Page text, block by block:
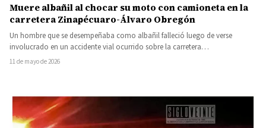
Muere albañil al chocar su moto con camioneta en la
carretera Zinapécuaro-Álvaro Obregón
Un hombre que se desempeñaba como albañil falleció luego de verse
involucrado en un accidente vial ocurrido sobre la carretera…
11 de mayo de 2026